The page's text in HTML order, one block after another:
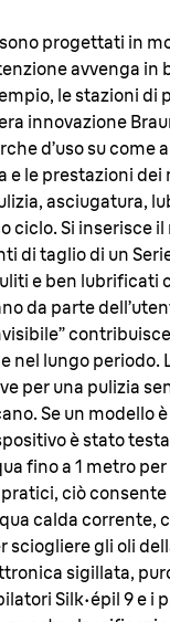
progettati in
avvenga in
le stazioni di
innovazione
d’uso su come
e le prestazioni
asciugatura,
ciclo. Si inserisce il
di taglio di un
e ben lubrificati
da parte
nel lungo periodo.
per una pulizia
Se un modello è
è stato
fino a 1 metro
ciò
calda corrente,
sciogliere gli oli
sigillata,
Silk·épil 9 e i